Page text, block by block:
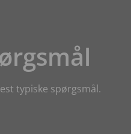
typiske spørgsmål.